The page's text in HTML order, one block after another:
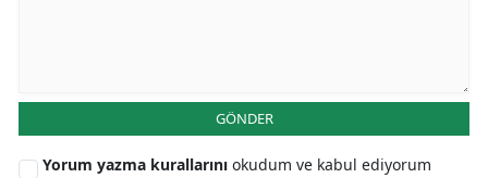
GÖNDER
Yorum yazma kurallarını okudum ve kabul ediyorum